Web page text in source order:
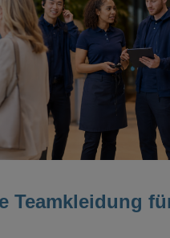
Teamkleidung